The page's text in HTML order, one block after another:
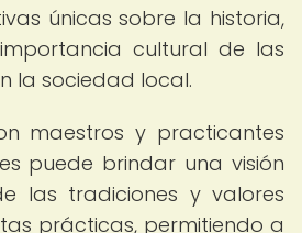
únicas sobre la historia,
cultural de las
la sociedad local.
maestros y practicantes
puede brindar una visión
las tradiciones y valores
prácticas, permitiendo a